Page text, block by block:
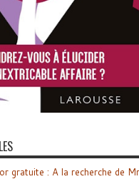
gratuite : A la recherche de Mr